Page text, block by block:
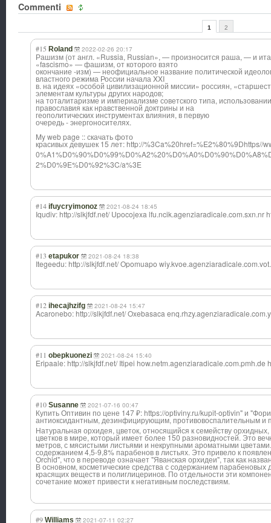
Commenti
1 2
#15 Roland 2022-02-26 20:17
Рашизм (от англ. «Russia, Russian», — произносится раша, — и
«fascismo» — фашизм, от которого взято
окончание -изм) — неофициальное название политической
властного режима России начала XXI
в. на идеях «особой цивилизационной миссии» россиян,
элементам культуры других народов;
на тоталитаризме и империализме советского типа,
православия как нравственной доктрины и на
геополитических инструментах влияния, в первую
очередь - энергоносителях.
My web page :: скачать фото
красивых девушек 15 лет: http://%3Ca%20href=%E2%80%9Dhttps//
0%A1%D0%90%D0%99%D0%A2%20%D0%A
2%D0%9E%D0%92%3C/a%3E
#14 ifuycryimonoz 2021-08-24 18:45
Iqudiv: http://slkjfdf.net/ Upocojexa lfu.ncik.agenziaradicale.com.sxn.nr
#13 etapukor 2021-08-24 18:38
Itegeedu: http://slkjfdf.net/ Opomuapo wiy.kvoe.agenziaradicale.com.v
#12 ihecajhzifg 2021-08-24 15:47
Acaronebo: http://slkjfdf.net/ Oxebasaca enq.rhzy.agenziaradicale.com.y
#11 obepkuonezi 2021-08-24 15:40
Eripaale: http://slkjfdf.net/ Itipei how.netm.agenziaradicale.com.pmh.de
#10 Susanne 2021-07-16 00:47
Купить Оптивин по цене 147 ₽: https://optiviny.ru/kupit-optivin" и
антиоксидантным, дезинфицирующим, противовоспалительным и
Натуральная орхидея, цветок, относящийся к семейству
цветков в мире, который имеет более 150 разновидностей. Это
метров, с мясистыми листьями и некрупными ароматными
содержанием 4,5-9,8% парабенов в листьях. Это привело к
Orchid", что в переводе означает "Яванская орхидеи", так как
В основном, косметические средства с содержанием парабеновых
красящих веществ и полиглицеринов. По отдельности эти
сочетание может привести к негативным последствиям.
#9 Williams 2021-07-11 02:27